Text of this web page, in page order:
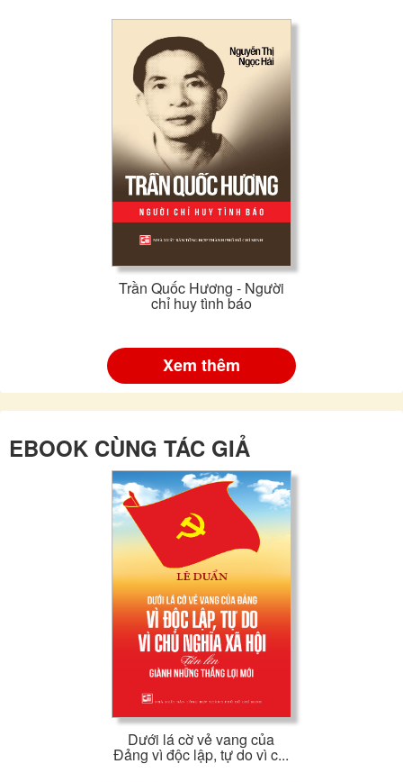
Trần Quốc Hương - Người
chỉ huy tình báo
Xem thêm
EBOOK CÙNG TÁC GIẢ
Dưới lá cờ vẻ vang của
Đảng vì độc lập, tự do vì c...